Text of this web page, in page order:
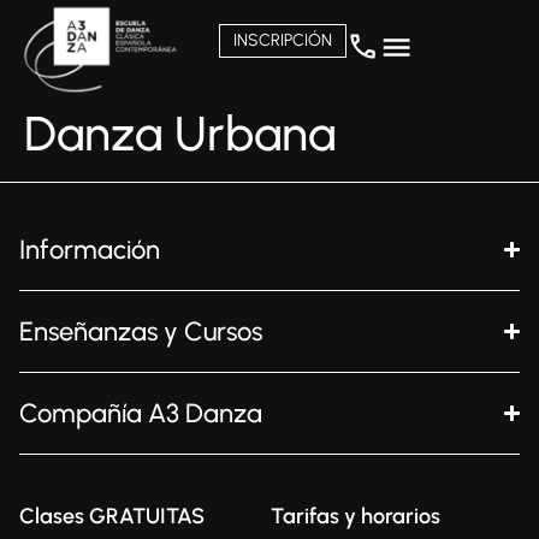
INSCRIPCIÓN
Danza Urbana
Información
Enseñanzas y Cursos
Compañía A3 Danza
Clases GRATUITAS Tarifas y horarios